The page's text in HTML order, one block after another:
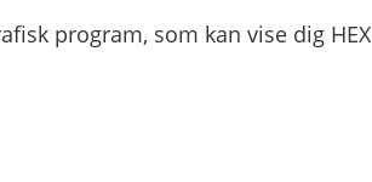
program, som kan vise dig HEX